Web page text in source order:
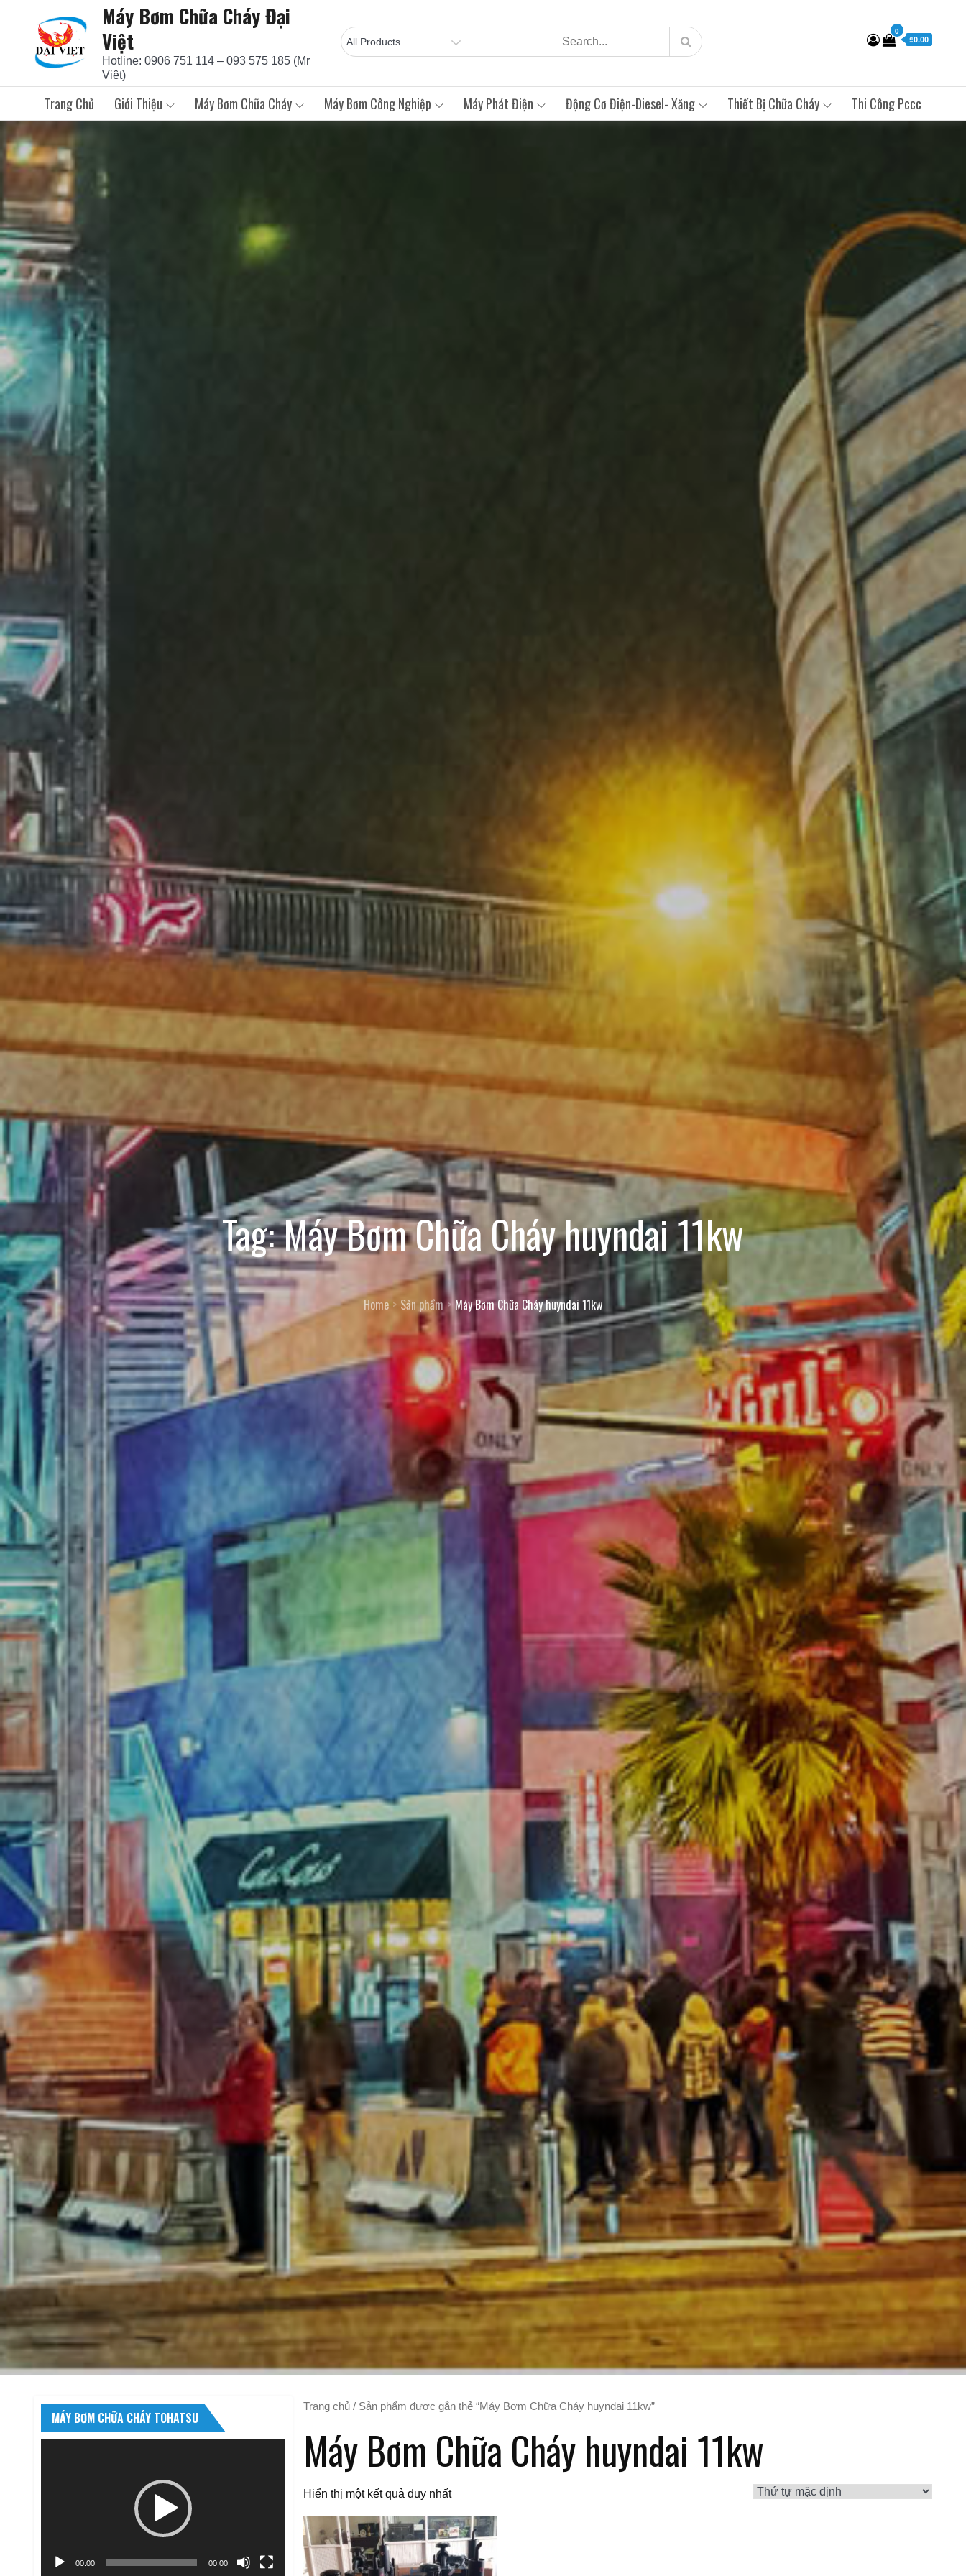
content
Máy Bơm Chữa Cháy Đại
Việt
Hotline: 0906 751 114 – 093 575 185 (Mr
Việt)
0
₫0.00
Trang Chủ Giới Thiệu Máy Bơm Chữa Cháy Máy Bơm Công Nghiệp Máy Phát Điện Động Cơ Điện-Diesel- Xăng Thiết Bị Chữa Cháy Thi Công Pccc
Tag:Máy Bơm Chữa Cháy huyndai 11kw
Home Sản phẩm Máy Bơm Chữa Cháy huyndai 11kw
Trang chủ / Sản phẩm được gắn thẻ “Máy Bơm Chữa Cháy huyndai 11kw”
Máy Bơm Chữa Cháy huyndai 11kw
Hiển thị một kết quả duy nhất
MÁY BƠM CHỮA CHÁY TOHATSU
00:00 00:00